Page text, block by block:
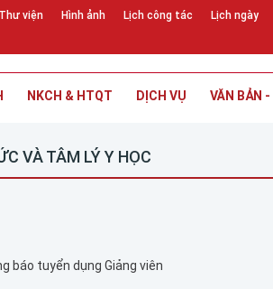
Thư viện Hình ảnh Lịch công tác Lịch ngày
NKCH & HTQT DỊCH VỤ VĂN BẢN
VÀ TÂM LÝ Y HỌC
báo tuyển dụng Giảng viên